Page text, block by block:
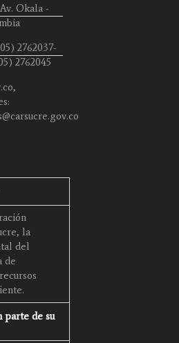
Okala -
2762037-
2762045
la
del
de
parte de su